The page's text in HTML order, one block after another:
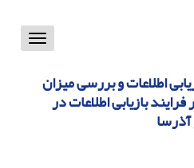
Toggle
اطلاعات و بررسی میزان
بازیابی اطلاعات در
آذرسا